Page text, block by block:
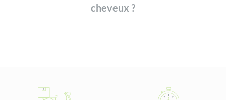
cheveux ?